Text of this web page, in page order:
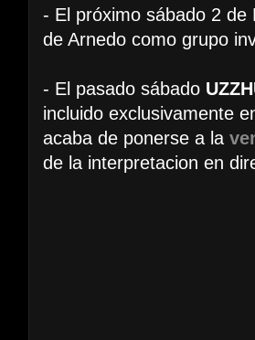
- El próximo sábado 2 de
de Arnedo como grupo
- El pasado sábado
incluido exclusivamente
acaba de ponerse a la
de la interpretacion en